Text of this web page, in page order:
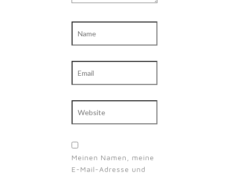
Meinen Namen, meine
E-Mail-Adresse und